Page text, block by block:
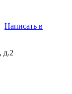
Написать в
д.2